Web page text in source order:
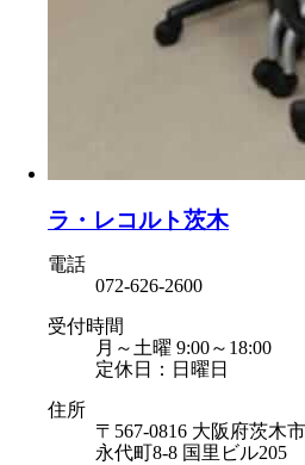
ラ・レコルト茨木
電話
072-626-2600
受付時間
月～土曜 9:00～18:00
定休日：日曜日
住所
〒567-0816 大阪府茨木市
永代町8-8 国里ビル205